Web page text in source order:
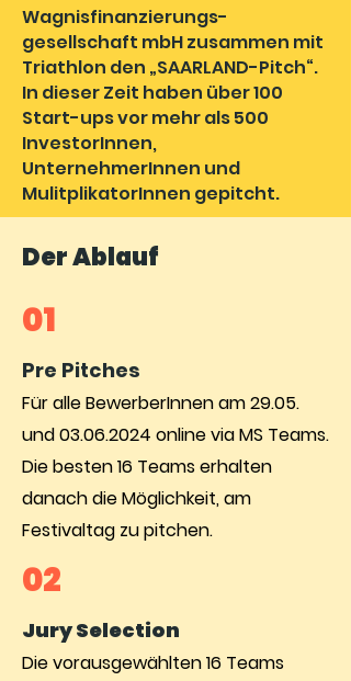
Wagnisfinanzierungs-
gesellschaft mbH zusammen mit
Triathlon den „SAARLAND-Pitch“.
In dieser Zeit haben über 100
Start-ups vor mehr als 500
InvestorInnen,
UnternehmerInnen und
MulitplikatorInnen gepitcht.
Der Ablauf
01
Pre Pitches
Für alle BewerberInnen am 29.05.
und03.06.2024 online via MS Teams.
Die besten 16 Teams erhalten
danach die Möglichkeit, am
Festivaltag zu pitchen.
02
Jury Selection
Die vorausgewählten 16 Teams